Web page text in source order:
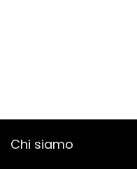
Chi siamo